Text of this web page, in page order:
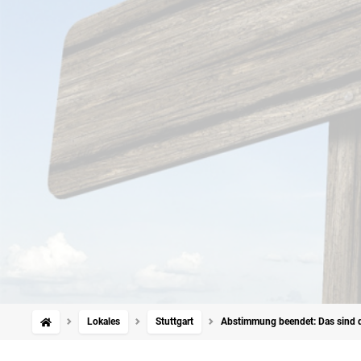
Lokales Stuttgart Abstimmung beendet: Das sind